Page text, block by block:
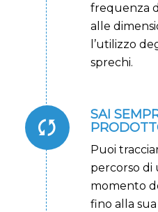
frequenza
alle
l’utilizzo
sprechi.
SAI
Puoi
percorso di
momento
fino alla